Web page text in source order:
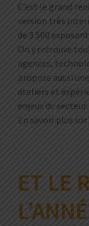
C’est le grand
version très
de 3 500
On y retrouve
agences,
propose aussi
ateliers et
enjeux du secteur.
En savoir plus sur
ET LE